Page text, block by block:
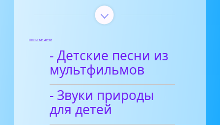
Песни для детей
- Детские песни из
мультфильмов
- Звуки природы
для детей